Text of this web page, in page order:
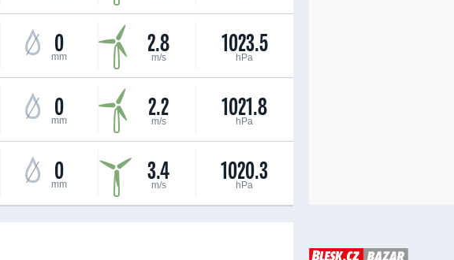
0
mm 2.8
m/s 1023.5
hPa
0
mm 2.2
m/s 1021.8
hPa
0
mm 3.4
m/s 1020.3
hPa